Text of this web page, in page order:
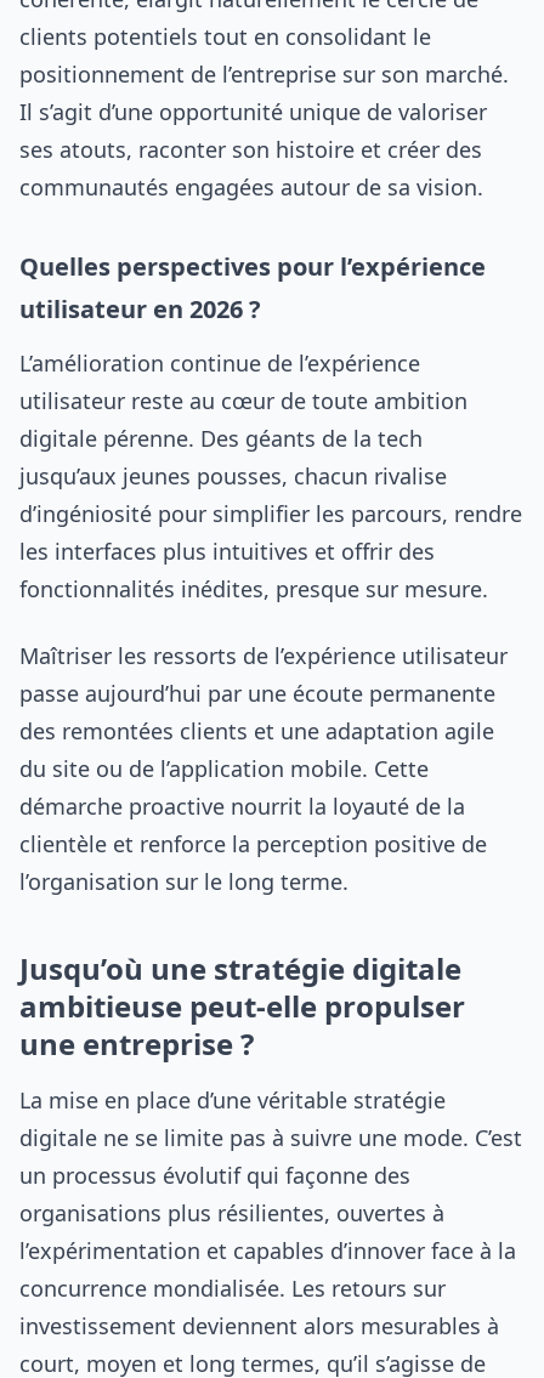
clients potentiels tout en consolidant le
positionnement de l’entreprise sur son marché.
Il s’agit d’une opportunité unique de valoriser
ses atouts, raconter son histoire et créer des
communautés engagées autour de sa vision.
Quelles perspectives pour l’expérience
utilisateur en 2026 ?
L’amélioration continue de l’expérience
utilisateur reste au cœur de toute ambition
digitale pérenne. Des géants de la tech
jusqu’aux jeunes pousses, chacun rivalise
d’ingéniosité pour simplifier les parcours, rendre
les interfaces plus intuitives et offrir des
fonctionnalités inédites, presque sur mesure.
Maîtriser les ressorts de l’expérience utilisateur
passe aujourd’hui par une écoute permanente
des remontées clients et une adaptation agile
du site ou de l’application mobile. Cette
démarche proactive nourrit la loyauté de la
clientèle et renforce la perception positive de
l’organisation sur le long terme.
Jusqu’où une stratégie digitale
ambitieuse peut-elle propulser
une entreprise ?
La mise en place d’une véritable stratégie
digitale ne se limite pas à suivre une mode. C’est
un processus évolutif qui façonne des
organisations plus résilientes, ouvertes à
l’expérimentation et capables d’innover face à la
concurrence mondialisée. Les retours sur
investissement deviennent alors mesurables à
court, moyen et long termes, qu’il s’agisse de